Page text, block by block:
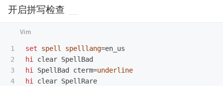
开启拼写检查
1
2
3
4
set spell spelllang=
hi
hi SpellBad cterm=underline
hi